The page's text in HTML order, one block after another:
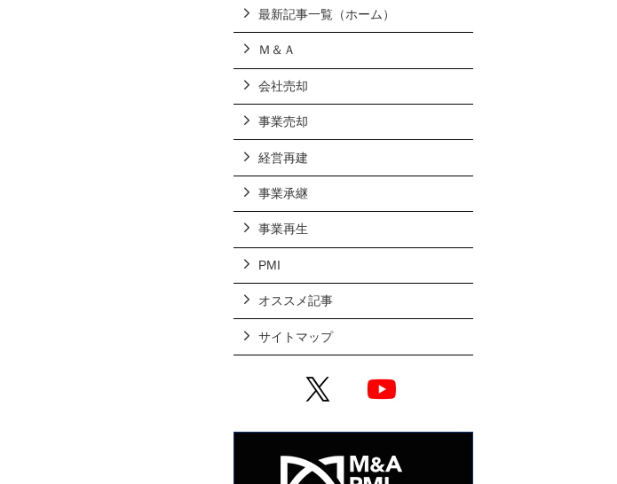
最新記事一覧（ホーム）
Ｍ＆Ａ
会社売却
事業売却
経営再建
事業承継
事業再生
PMI
オススメ記事
サイトマップ
X